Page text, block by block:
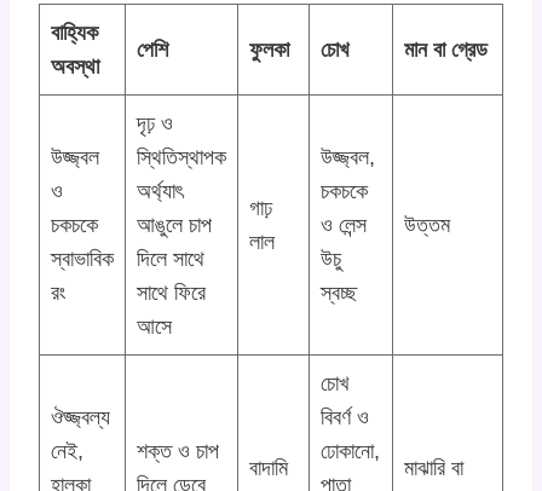
বাহ্যিক
অবস্থা
পেশি ফুলকা চোখ মান বা গ্রেড
উজ্জ্বল
ও
চকচকে
স্বাভাবিক
রং
দৃঢ় ও
স্থিতিস্থাপক
অর্থ্যাৎ
আঙুলে চাপ
দিলে সাথে
সাথে ফিরে
আসে
গাঢ়
লাল
উজ্জ্বল,
চকচকে
ও লেন্স
উচু
স্বচ্ছ
উত্তম
ঔজ্জ্বল্য
নেই,
হালকা
শক্ত ও চাপ
দিলে ডেবে
বাদামি
চোখ
বিবর্ণ ও
ঢোকানো,
পাতা
মাঝারি বা